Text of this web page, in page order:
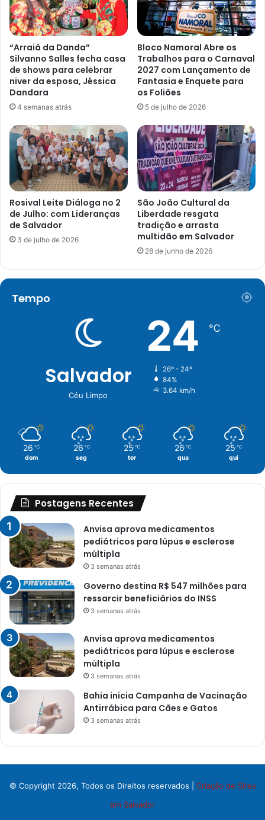
“Arraiá da Danda”
Silvanno Salles fecha casa
de shows para celebrar
niver da esposa, Jéssica
Dandara
4 semanas atrás
Bloco Namoral Abre os
Trabalhos para o Carnaval
2027 com Lançamento de
Fantasia e Enquete para
os Foliões
5 de julho de 2026
Rosival Leite Diáloga no 2
de Julho: com Lideranças
de Salvador
3 de julho de 2026
São João Cultural da
Liberdade resgata
tradição e arrasta
multidão em Salvador
28 de junho de 2026
Tempo
Salvador
Céu Limpo
24 ℃
26º - 24º
84%
3.64 km/h
26 ℃
dom
26 ℃
seg
25 ℃
ter
26 ℃
qua
25 ℃
qui
Postagens Recentes
Anvisa aprova medicamentos
pediátricos para lúpus e esclerose
múltipla
3 semanas atrás
Governo destina R$ 547 milhões para
ressarcir beneficiários do INSS
3 semanas atrás
Anvisa aprova medicamentos
pediátricos para lúpus e esclerose
múltipla
3 semanas atrás
Bahia inicia Campanha de Vacinação
Antirrábica para Cães e Gatos
3 semanas atrás
© Copyright 2026, Todos os Direitos reservados | Criação de Sites
em Salvador